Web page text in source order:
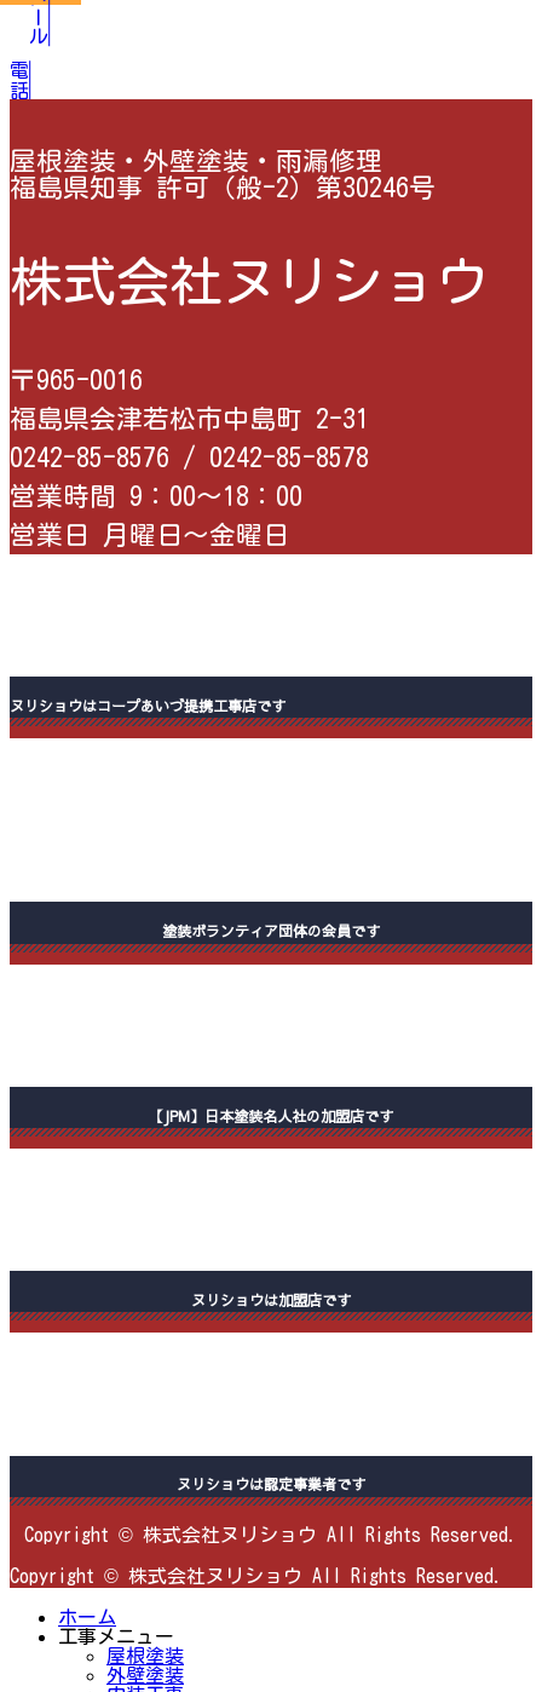
メール
電話
屋根塗装・外壁塗装・雨漏修理
福島県知事 許可（般-2）第30246号
株式会社ヌリショウ
〒965-0016
福島県会津若松市中島町 2-31
0242-85-8576 / 0242-85-8578
営業時間 9：00〜18：00
営業日 月曜日〜金曜日
ヌリショウはコープあいづ提携工事店です
塗装ボランティア団体の会員です
【JPM】日本塗装名人社の加盟店です
ヌリショウは加盟店です
ヌリショウは認定事業者です
Copyright © 株式会社ヌリショウ All Rights Reserved.
Copyright © 株式会社ヌリショウ All Rights Reserved.
ホーム
工事メニュー
屋根塗装
外壁塗装